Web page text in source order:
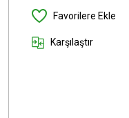
Karşılaştır